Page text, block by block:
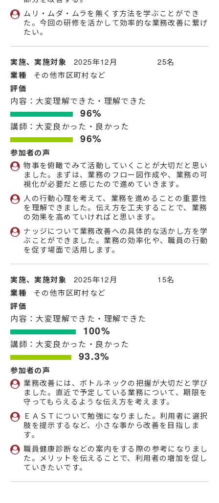
ムリ・ムダ・ムラを無くす方法を学ぶことができ
た。今回の研修を活かして効率的な業務改善に繋げ
たい。
実施、実施対象 2025年12月 25名
業種 その他市区町村など
評価
内容：大変理解できた・理解できた
96%
講師：大変良かった・良かった
96%
参加者の声
物事を俯瞰でみて活動していくことが大切だと思い
ました。まずは、業務のフロー図作成や、業務の可
視化が必要だと感じたので進めていきます。
人の行動心理を考えて、業務を進めることの重要性
を理解できました。伝え方を工夫することで、業務
の効果を高めていければと思います。
ナッジについて業務改善への具体的な活かし方を学
ぶことができました。業務の効率化や、職員の行動
を促す場面で活用します。
実施、実施対象 2025年12月 15名
業種 その他市区町村など
評価
内容：大変理解できた・理解できた
100%
講師：大変良かった・良かった
93.3%
参加者の声
業務改善には、ボトルネックの把握が大切だと学び
ました。直近で予定している業務について、期限を
守ってもらえるような伝え方を考えます。
ＥＡＳＴについて勉強になりました。利用者に選択
肢を提示するなど、小さな事から改善を目指しま
す。
職員健康診断などの案内をする際の参考になりまし
た。メリットを伝えることで、利用者の増加を促し
ていきたいです。